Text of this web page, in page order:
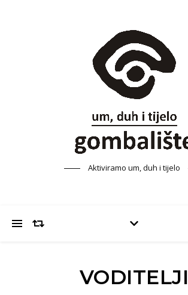
Aktiviramo um, duh i tijelo
VODITELJI